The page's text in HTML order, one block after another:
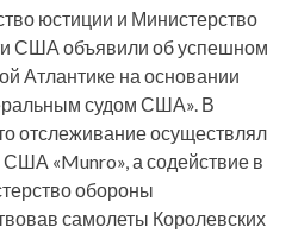
юстиции и Министерство
США объявили об успешном
Атлантике на основании
судом США». В
отслеживание осуществлял
«Munro», а содействие в
обороны
самолеты Королевских